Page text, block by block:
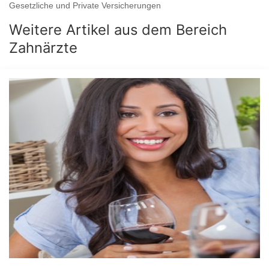
Gesetzliche und Private Versicherungen
Weitere Artikel aus dem Bereich
Zahnärzte